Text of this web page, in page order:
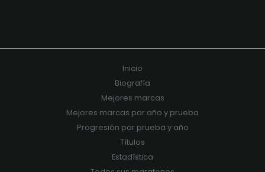
Inicio
Biografía
Mejores marcas
Mejores marcas por año y prueba
Progresión por prueba y año
Títulos
Estadística